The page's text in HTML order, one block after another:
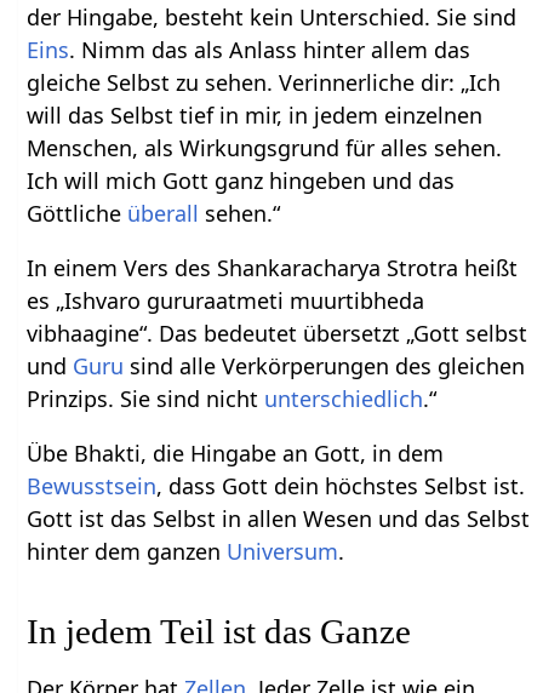
der Hingabe, besteht kein Unterschied. Sie sind
Eins. Nimm das als Anlass hinter allem das
gleiche Selbst zu sehen. Verinnerliche dir: „Ich
will das Selbst tief in mir, in jedem einzelnen
Menschen, als Wirkungsgrund für alles sehen.
Ich will mich Gott ganz hingeben und das
Göttliche überall sehen.“
In einem Vers des Shankaracharya Strotra heißt
es „Ishvaro gururaatmeti muurtibheda
vibhaagine“. Das bedeutet übersetzt „Gott selbst
und Guru sind alle Verkörperungen des gleichen
Prinzips. Sie sind nicht unterschiedlich.“
Übe Bhakti, die Hingabe an Gott, in dem
Bewusstsein, dass Gott dein höchstes Selbst ist.
Gott ist das Selbst in allen Wesen und das Selbst
hinter dem ganzen Universum.
In jedem Teil ist das Ganze